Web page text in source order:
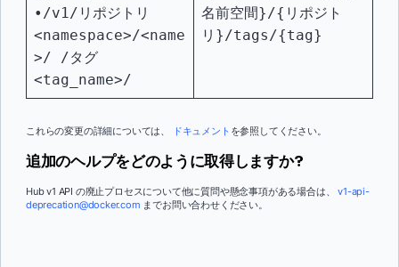
•/v1/リポジトリ
<namespace>/<name
>/ /タグ
<tag_name>/
名前空間}/{リポジト
リ}/tags/{tag}
これらの変更の詳細については、 ドキュメント を参照してください。
追加のヘルプをどのように取得しますか?
Hub v1 API の廃止プロセスについて他に質問や懸念事項がある場合は、v1-api-
deprecation@docker.com までお問い合わせください。